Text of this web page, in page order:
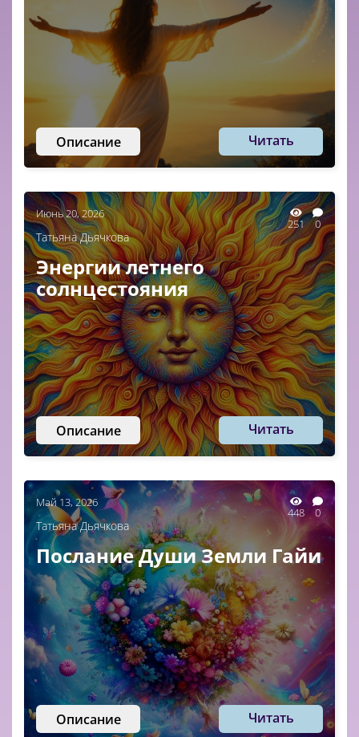
Описание Читать
Июнь 20, 2026
251 0
Татьяна Дьячкова
Энергии летнего
солнцестояния
Описание Читать
Май 13, 2026
448 0
Татьяна Дьячкова
Послание Души Земли Гайи
Описание Читать